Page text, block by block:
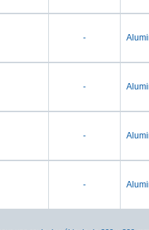
-
-
-
-